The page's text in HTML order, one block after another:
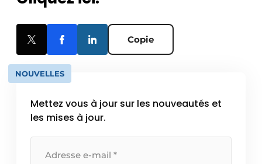
Copie
NOUVELLES
Mettez vous à jour sur les nouveautés et
les mises à jour.